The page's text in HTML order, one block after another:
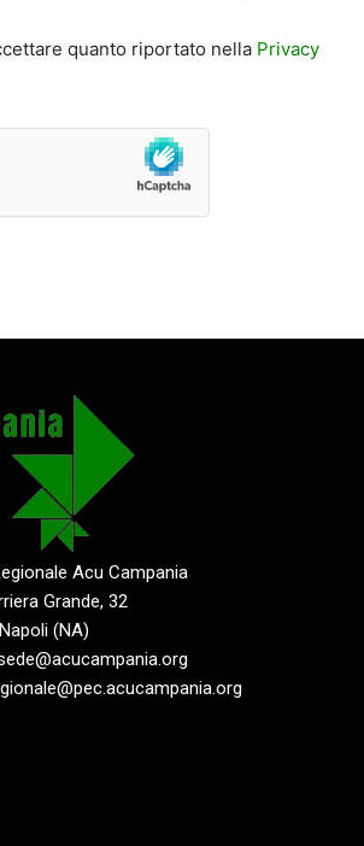
quanto riportato nella Privacy
Acu Campania
Grande, 32
(NA)